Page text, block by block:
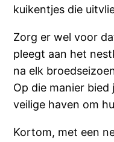
kuikentjes die
Zorg er wel voor
pleegt aan het
na elk
Op die manier bied
veilige haven om
Kortom, met een